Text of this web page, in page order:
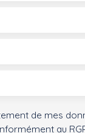
de mes
au